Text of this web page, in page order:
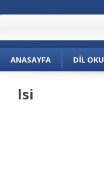
ANASAYFA DIL
lsi